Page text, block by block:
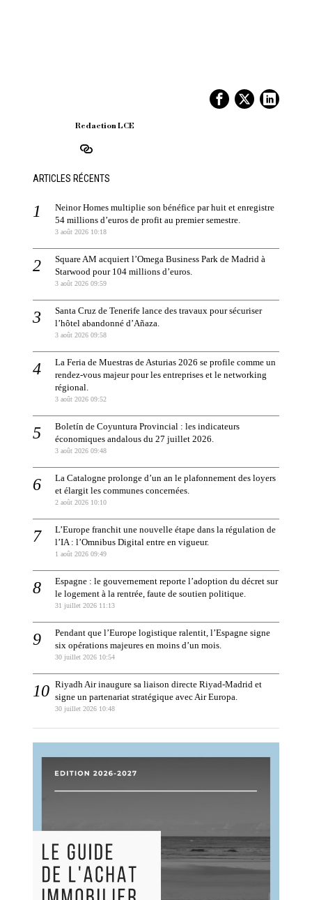
Redaction LCE
ARTICLES RÉCENTS
Neinor Homes multiplie son bénéfice par huit et enregistre
54 millions d’euros de profit au premier semestre.
3 août 2026 10:18
Square AM acquiert l’Omega Business Park de Madrid à
Starwood pour 104 millions d’euros.
3 août 2026 09:59
Santa Cruz de Tenerife lance des travaux pour sécuriser
l’hôtel abandonné d’Añaza.
3 août 2026 09:58
La Feria de Muestras de Asturias 2026 se profile comme un
rendez-vous majeur pour les entreprises et le networking
régional.
3 août 2026 09:52
Boletín de Coyuntura Provincial : les indicateurs
économiques andalous du 27 juillet 2026.
3 août 2026 09:48
La Catalogne prolonge d’un an le plafonnement des loyers
et élargit les communes concernées.
2 août 2026 10:10
L’Europe franchit une nouvelle étape dans la régulation de
l’IA : l’Omnibus Digital entre en vigueur.
1 août 2026 09:49
Espagne : le gouvernement reporte l’adoption du décret sur
le logement à la rentrée, faute de soutien politique.
31 juillet 2026 11:13
Pendant que l’Europe logistique ralentit, l’Espagne signe
six opérations majeures en moins d’un mois.
30 juillet 2026 10:54
Riyadh Air inaugure sa liaison directe Riyad-Madrid et
signe un partenariat stratégique avec Air Europa.
30 juillet 2026 10:48